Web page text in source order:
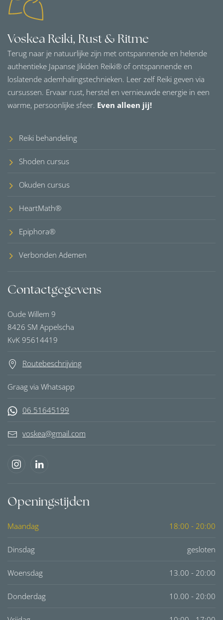
Voskea Reiki, Rust & Ritme
Terug naar je natuurlijke zijn met ontspannende en helende
authentieke Japanse Jikiden Reiki® of ontspannende en
loslatende ademhalingstechnieken. Leer zelf Reiki geven via
cursussen. Ervaar rust, herstel en vernieuwde energie in een
warme, persoonlijke sfeer. Even alleen jij!
Reiki behandeling
Shoden cursus
Okuden cursus
HeartMath®
Epiphora®
Verbonden Ademen
Contactgegevens
Oude Willem 9
8426 SM Appelscha
KvK 95614419
Routebeschrijving
Graag via Whatsapp
06 51645199
voskea@gmail.com
Openingstijden
Maandag 18:00 - 20:00
Dinsdag gesloten
Woensdag 13.00 - 20:00
Donderdag 10.00 - 20:00